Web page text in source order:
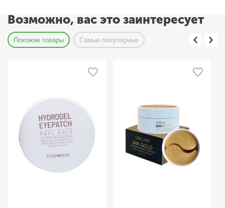
Возможно, вас это заинтересует
Похожие товары Самые популярные